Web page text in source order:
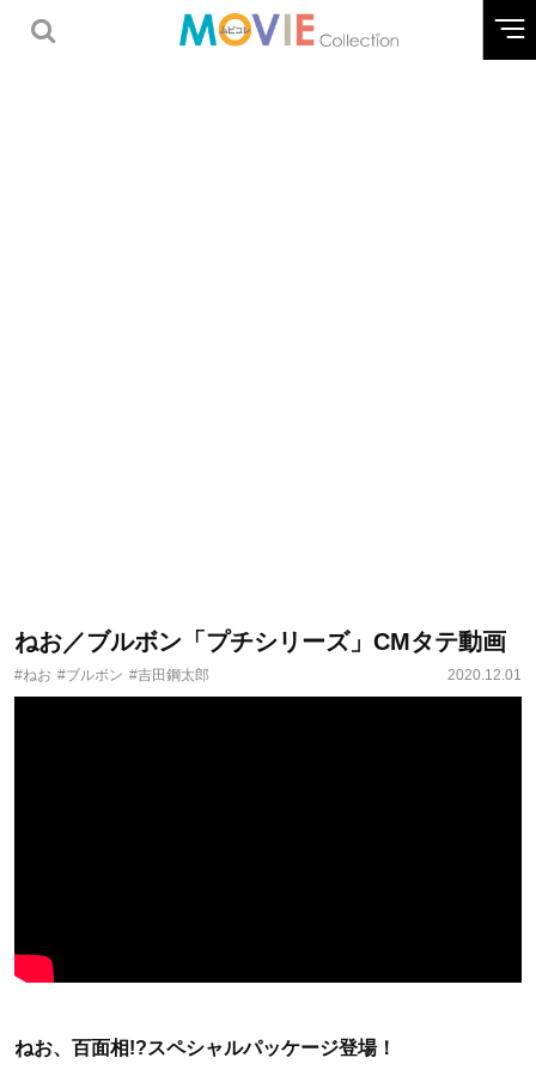
ねお／ブルボン「プチシリーズ」CMタテ動画
#ねお #ブルボン #吉田鋼太郎 2020.12.01
ねお、百面相!?スペシャルパッケージ登場！